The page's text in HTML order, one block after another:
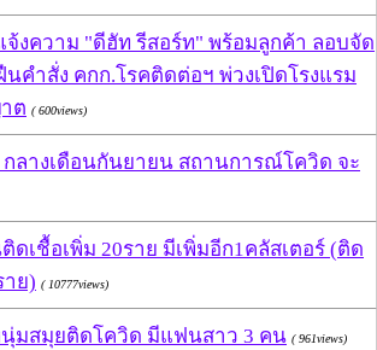
งความ "ดีฮัท รีสอร์ท" พร้อมลูกค้า ลอบจัด
นคำสั่ง คกก.โรคติดต่อฯ พ่วงเปิดโรงแรม
ต ( 600views)
ลางเดือนกันยายน สถานการณ์โควิด จะ
เชื้อเพิ่ม 20ราย มีเพิ่มอีก1คลัสเตอร์ (ติด
าย) ( 10777views)
มสมุยติดโควิด มีแฟนสาว 3 คน ( 961views)